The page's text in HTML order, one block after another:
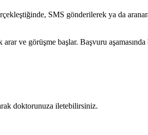
SMS gönderilerek ya da
ve görüşme başlar. Başvuru aşamasında
doktorunuza iletebilirsiniz.